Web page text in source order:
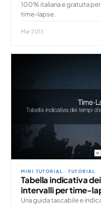
100% italiana e gratuita
time-lapse.
Mar 2013
MINI TUTORIAL · TUTORIAL
Tabella indicativa
intervalli per time-
Una guida tascabile e